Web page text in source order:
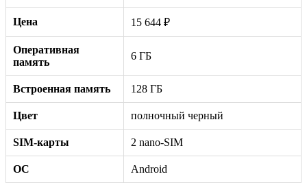
Цена 15 644 ₽
Оперативная
память
6 ГБ
Встроенная память 128 ГБ
Цвет полночный черный
SIM-карты 2 nano-SIM
ОС Android